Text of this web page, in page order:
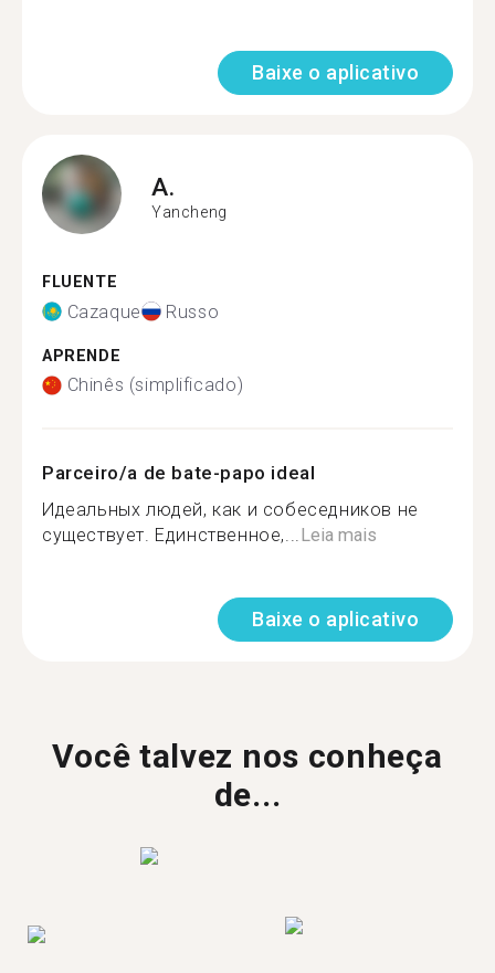
Baixe o aplicativo
A.
Yancheng
FLUENTE
Cazaque Russo
APRENDE
Chinês (simplificado)
Parceiro/a de bate-papo ideal
Идеальных людей, как и собеседников не
существует. Единственное,...Leia mais
Baixe o aplicativo
Você talvez nos conheça
de...